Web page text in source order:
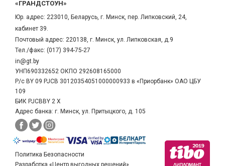
«ГРАНДСТОУН»
Юр. адрес: 223010, Беларусь, г. Минск, пер. Липковский, 24,
кабинет 39.
Почтовый адрес: 220138, г. Минск, ул. Липковская, д.9
Тел./факс: (017) 394-75-27
in@gt.by
УНП690332652 ОКПО 292608165000
Р/с BY 09 PJCB 30120354051000000933 в «Приорбанк» ОАО ЦБУ
109
БИК PJCBBY 2 X
Адрес банка: г. Минск, ул. Притыцкого, д. 105
Политика Безопасности
Разработка «Центр выгодных решений»